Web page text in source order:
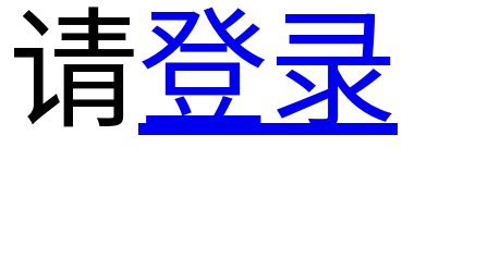
请登录